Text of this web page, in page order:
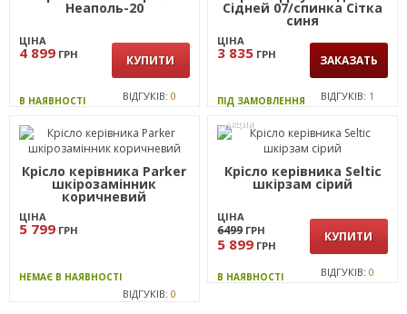
Неаполь-20
ЦІНА
4 899 ГРН КУПИТИ
В НАЯВНОСТІ ВІДГУКІВ:0
Сідней 07/спинка Сітка
синя
ЦІНА
3 835 ГРН ЗАКАЗАТЬ
ПІД ЗАМОВЛЕННЯ ВІДГУКІВ: 1
Крісло керівника Parker
шкірозамінник
коричневий
ЦІНА
5 799 ГРН
НЕМАЄ В НАЯВНОСТІ
ВІДГУКІВ:0
АКЦИЯ
Крісло керівника Seltic
шкірзам сірий
ЦІНА
6499 ГРН
5 899 ГРН
КУПИТИ
В НАЯВНОСТІ ВІДГУКІВ:0